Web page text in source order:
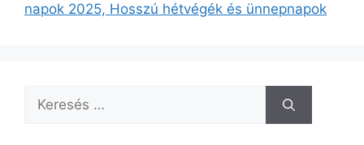
napok 2025, Hosszú hétvégék és ünnepnapok
Keresés: